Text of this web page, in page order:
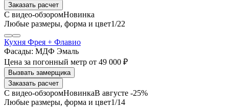
Заказать расчет
1/22
Кухня Фрея + Флавио
Фасады: МДФ Эмаль
Цена за погонный метр от 49 000 ₽
Заказать расчет
В августе -25%
1/14